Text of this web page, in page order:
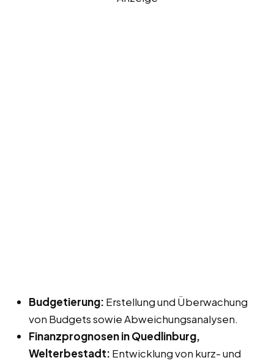
Budgetierung: Erstellung und Überwachung
von Budgets sowie Abweichungsanalysen.
Finanzprognosen in Quedlinburg,
Welterbestadt: Entwicklung von kurz- und